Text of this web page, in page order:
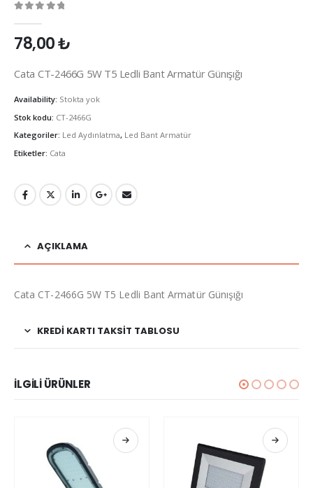
78,00₺
Cata CT-2466G 5W T5 Ledli Bant Armatür Günışığı
Availability: Stokta yok
Stok kodu: CT-2466G
Kategoriler: Led Aydınlatma, Led Bant Armatür
Etiketler: Cata
AÇIKLAMA
Cata CT-2466G 5W T5 Ledli Bant Armatür Günışığı
KREDI KARTI TAKSIT TABLOSU
İLGILI ÜRÜNLER